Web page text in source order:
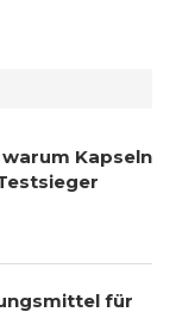
Kapseln
für